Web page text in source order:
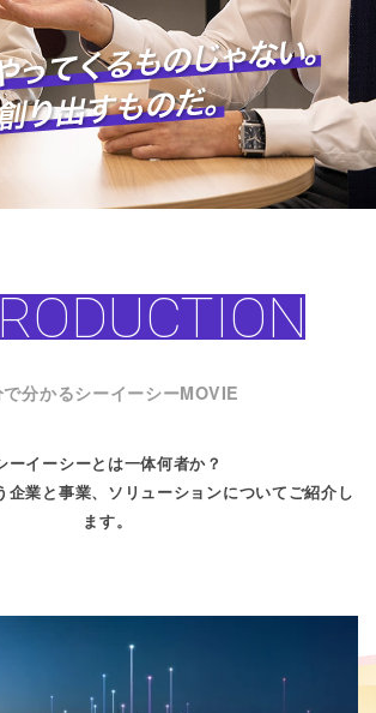
分かるシーイーシーMOVIE
ーイーシーとは一体何者か？
企業と事業、ソリューションについてご紹介し
ます。